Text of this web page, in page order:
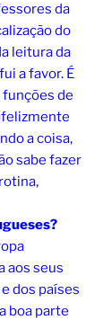
da
do
leitura da
a favor. É
de
a coisa,
sabe fazer
aos seus
dos países
boa parte